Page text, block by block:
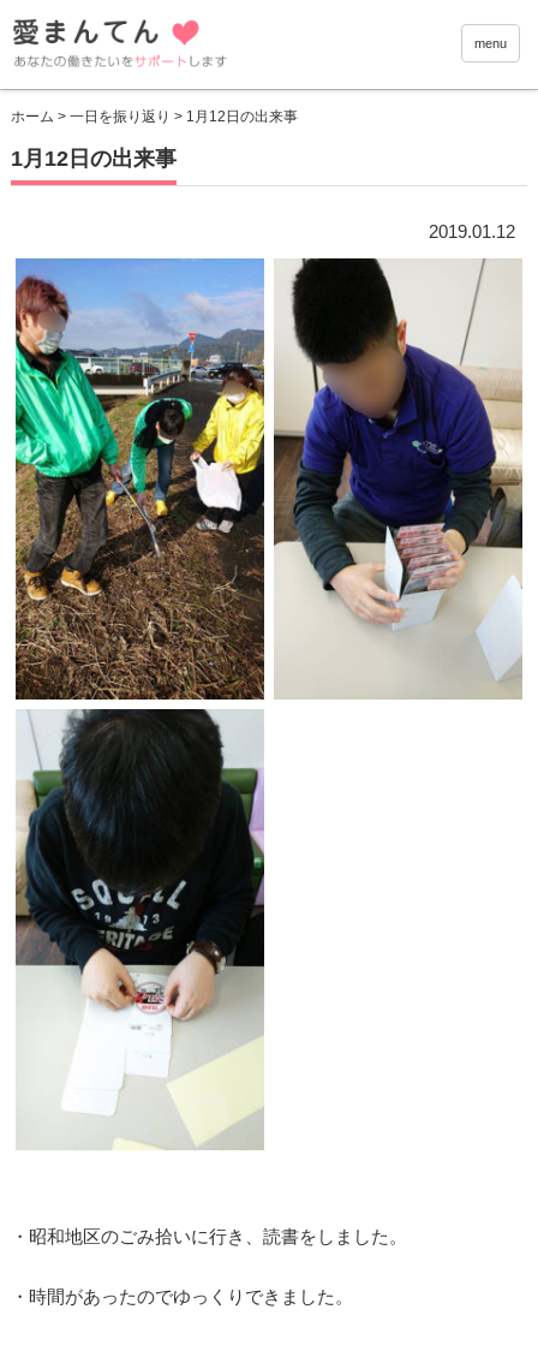
愛まん
menu
ホーム > 一日を振り返り > 1月12日の出来事
1月12日の出来事
2019.01.12
・昭和地区のごみ拾いに行き、読書をしました。
・時間があったのでゆっくりできました。